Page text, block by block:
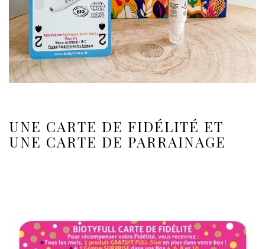
UNE CARTE DE FIDÉLITÉ ET
UNE CARTE DE PARRAINAGE